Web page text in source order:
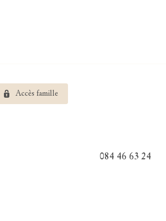
084 46 63 24
Accès famille